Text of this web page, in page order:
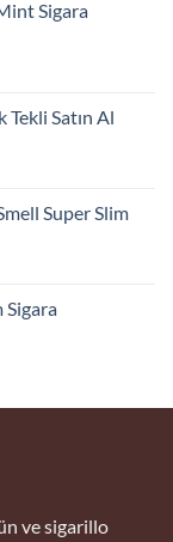
Sigara
Tekli Satın Al
Super Slim
Sigara
ve sigarillo